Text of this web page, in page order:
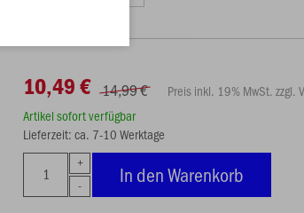
10,49 € 14,99 €
Preis inkl. 19% MwSt. zzgl.
Artikel sofort verfügbar
Lieferzeit: ca. 7-10 Werktage
In den Warenkorb